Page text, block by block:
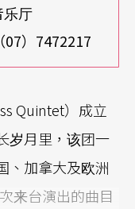
厅
）7472217
Quintet）成立
岁月里，该团一
、加拿大及欧洲
来台演出的曲目